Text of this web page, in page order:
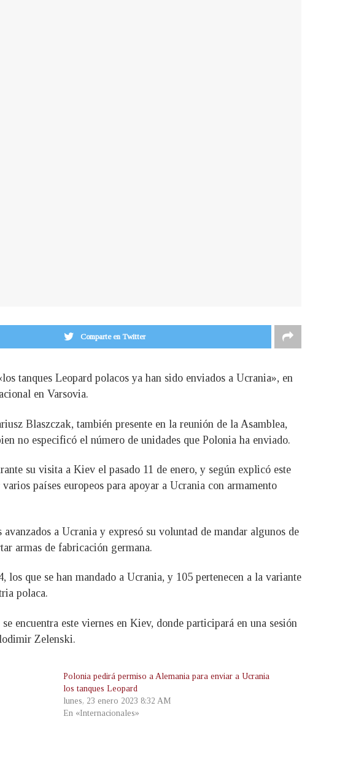
Comparte en Twitter
tanques Leopard polacos ya han sido enviados a Ucrania», en
en Varsovia.
Blaszczak, también presente en la reunión de la Asamblea,
no especificó el número de unidades que Polonia ha enviado.
su visita a Kiev el pasado 11 de enero, y según explicó este
países europeos para apoyar a Ucrania con armamento
a Ucrania y expresó su voluntad de mandar algunos de
armas de fabricación germana.
que se han mandado a Ucrania, y 105 pertenecen a la variante
polaca.
encuentra este viernes en Kiev, donde participará en una sesión
Zelenski.
Polonia pedirá permiso a Alemania para enviar a Ucrania
los tanques Leopard
lunes, 23 enero 2023 8:32 AM
En «Internacionales»